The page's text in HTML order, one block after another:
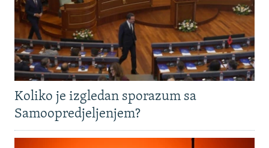
Koliko je izgledan sporazum sa
Samoopredjeljenjem?